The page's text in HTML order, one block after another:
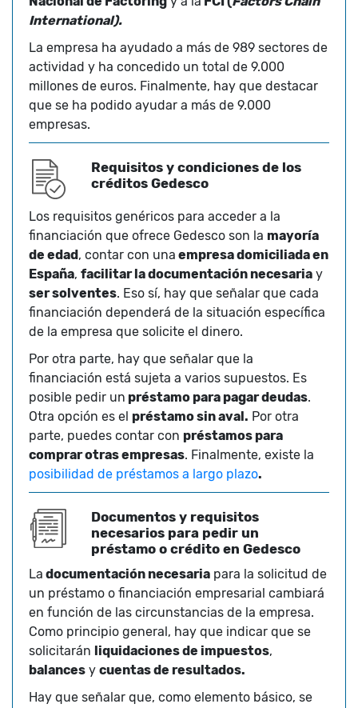
International).
La empresa ha ayudado a más de 989 sectores de
actividad y ha concedido un total de 9.000
millones de euros. Finalmente, hay que destacar
que se ha podido ayudar a más de 9.000
empresas.
Requisitos y condiciones de los
créditos Gedesco
Los requisitos genéricos para acceder a la
financiación que ofrece Gedesco son la mayoría
de edad , contar con una empresa domiciliada en
España, facilitar la documentación necesaria y
ser solventes. Eso sí, hay que señalar que cada
financiación dependerá de la situación específica
de la empresa que solicite el dinero.
Por otra parte, hay que señalar que la
financiación está sujeta a varios supuestos. Es
posible pedir un préstamo para pagar deudas.
Otra opción es el préstamo sin aval. Por otra
parte, puedes contar con préstamos para
comprar otras empresas. Finalmente, existe la
posibilidad de préstamos a largo plazo.
Documentos y requisitos
necesarios para pedir un
préstamo o crédito en Gedesco
La documentación necesaria para la solicitud de
un préstamo o financiación empresarial cambiará
en función de las circunstancias de la empresa.
Como principio general, hay que indicar que se
solicitarán liquidaciones de impuestos,
balances y cuentas de resultados.
Hay que señalar que, como elemento básico, se